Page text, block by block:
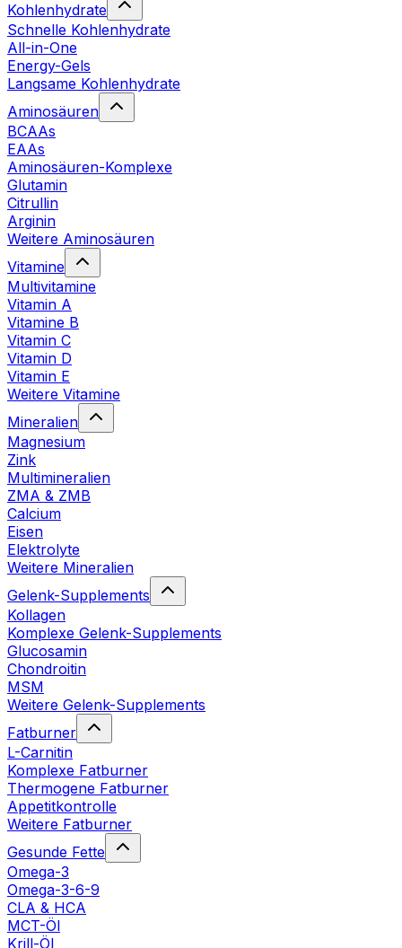
Kohlenhydrate
Schnelle Kohlenhydrate
All-in-One
Energy-Gels
Langsame Kohlenhydrate
Aminosäuren
BCAAs
EAAs
Aminosäuren-Komplexe
Glutamin
Citrullin
Arginin
Weitere Aminosäuren
Vitamine
Multivitamine
Vitamin A
Vitamine B
Vitamin C
Vitamin D
Vitamin E
Weitere Vitamine
Mineralien
Magnesium
Zink
Multimineralien
ZMA & ZMB
Calcium
Eisen
Elektrolyte
Weitere Mineralien
Gelenk-Supplements
Kollagen
Komplexe Gelenk-Supplements
Glucosamin
Chondroitin
MSM
Weitere Gelenk-Supplements
Fatburner
L-Carnitin
Komplexe Fatburner
Thermogene Fatburner
Appetitkontrolle
Weitere Fatburner
Gesunde Fette
Omega-3
Omega-3-6-9
CLA & HCA
MCT-Öl
Krill-Öl